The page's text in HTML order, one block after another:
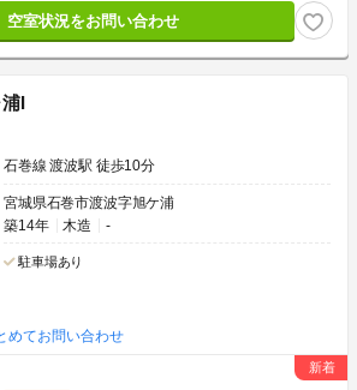
空室状況をお問い合わせ
I
石巻線 渡波駅 徒歩10分
宮城県石巻市渡波字旭ケ浦
築14年
木造 -
駐車場あり
めてお問い合わせ